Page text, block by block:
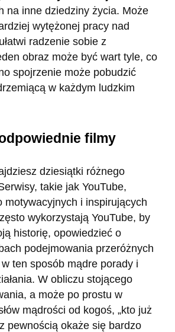
na inne dziedziny życia. Może
wytężonej pracy nad
radzenie sobie z
obraz może być wart tyle, co
spojrzenie może pobudzić
w każdym ludzkim
filmy
dziesiątki różnego
takie jak YouTube,
motywacyjnych i inspirujących
wykorzystają YouTube, by
historię, opowiedzieć o
podejmowania przeróżnych
w ten sposób mądre porady i
W obliczu stojącego
a może po prostu w
mądrości od kogoś, „kto już
pewnością okaże się bardzo